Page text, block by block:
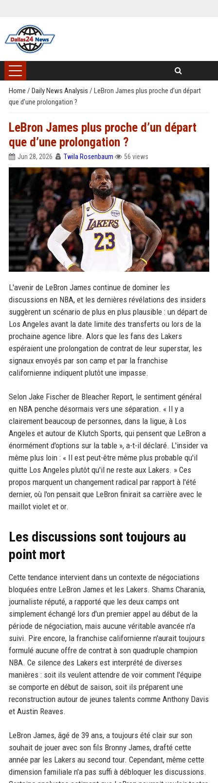
Home / Daily News Analysis / LeBron James plus proche d’un départ
que d’une prolongation ?
LeBron James plus proche d’un départ
que d’une prolongation ?
Jun 28, 2026 Twila Rosenbaum 56 views
L'avenir de LeBron James continue de dominer les
discussions en NBA, et les dernières révélations des insiders
suggèrent un scénario de plus en plus plausible : un départ de
Los Angeles avant la date limite des transferts ou lors de la
prochaine agence libre. Alors que les fans des Lakers
espéraient une prolongation de contrat de leur superstar, les
signaux envoyés par son camp et par la franchise
californienne indiquent plutôt une impasse.
Selon Jake Fischer de Bleacher Report, le sentiment général
en NBA penche désormais vers une séparation. « Il y a
clairement beaucoup de personnes, dans la ligue, à Los
Angeles et autour de Klutch Sports, qui pensent que LeBron a
énormément d'options sur la table », a-t-il déclaré. L'insider va
même plus loin : « Il est peut-être même plus probable qu'il
quitte Los Angeles plutôt qu'il ne reste aux Lakers. » Ces
propos marquent un changement radical par rapport à l'été
dernier, où l'on pensait que LeBron finirait sa carrière avec le
maillot violet et or.
Les discussions sont toujours au
point mort
Cette tendance intervient dans un contexte de négociations
bloquées entre LeBron James et les Lakers. Shams Charania,
journaliste réputé, a rapporté que les deux camps ont
simplement échangé lors d'un premier appel au début de la
période de négociation, mais aucune véritable avancée n'a
suivi. Pire encore, la franchise californienne n'aurait toujours
formulé aucune offre de contrat à son quadruple champion
NBA. Ce silence des Lakers est interprété de diverses
manières : soit ils veulent attendre de voir comment l'équipe
se comporte en début de saison, soit ils préparent une
reconstruction autour de jeunes talents comme Anthony Davis
et Austin Reaves.
LeBron James, âgé de 39 ans, a toujours été clair sur son
souhait de jouer avec son fils Bronny James, drafté cette
année par les Lakers au second tour. Cependant, même cette
dimension familiale n'a pas suffi à débloquer les discussions.